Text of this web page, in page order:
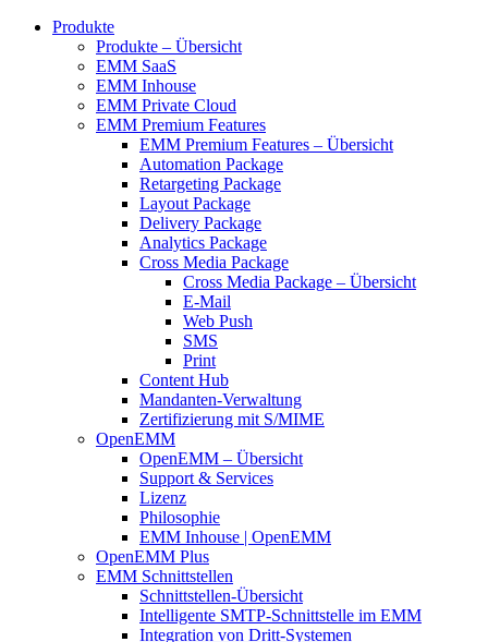
Produkte
Produkte – Übersicht
EMM SaaS
EMM Inhouse
EMM Private Cloud
EMM Premium Features
EMM Premium Features – Übersicht
Automation Package
Retargeting Package
Layout Package
Delivery Package
Analytics Package
Cross Media Package
Cross Media Package – Übersicht
E-Mail
Web Push
SMS
Print
Content Hub
Mandanten-Verwaltung
Zertifizierung mit S/MIME
OpenEMM
OpenEMM – Übersicht
Support & Services
Lizenz
Philosophie
EMM Inhouse | OpenEMM
OpenEMM Plus
EMM Schnittstellen
Schnittstellen-Übersicht
Intelligente SMTP-Schnittstelle im EMM
Integration von Dritt-Systemen